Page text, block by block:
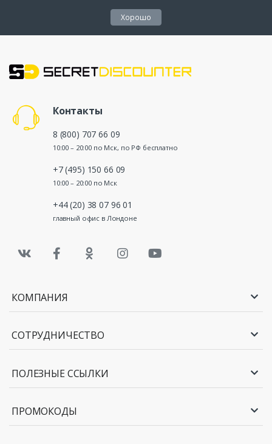
Хорошо
Контакты
8 (800) 707 66 09
10:00 – 20:00 по Мск, по РФ бесплатно
+7 (495) 150 66 09
10:00 – 20:00 по Мск
+44 (20) 38 07 96 01
главный офис в Лондоне
КОМПАНИЯ
СОТРУДНИЧЕСТВО
ПОЛЕЗНЫЕ ССЫЛКИ
ПРОМОКОДЫ